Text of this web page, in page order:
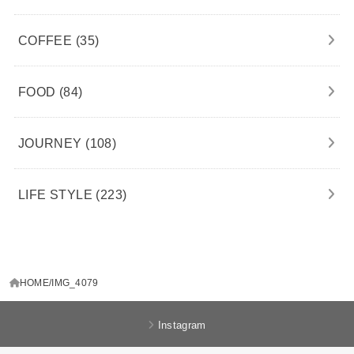
COFFEE (35)
FOOD (84)
JOURNEY (108)
LIFE STYLE (223)
HOME IMG_4079
Instagram